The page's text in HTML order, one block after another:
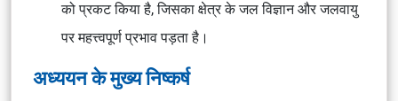
को प्रकट किया है, जिसका क्षेत्र के जल विज्ञान और जलवायु
पर महत्त्वपूर्ण प्रभाव पड़ता है।
अध्ययन के मुख्य निष्कर्ष